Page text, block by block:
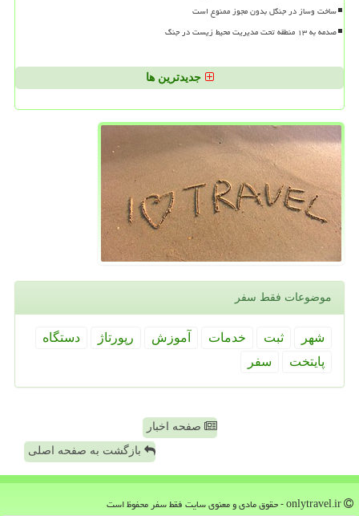
ساخت وساز در جنگل بدون مجوز ممنوع است
صدمه به ۱۳ منطقه تحت مدیریت محیط زیست در جنگ
جدیدترین ها
موضوعات فقط سفر
شهر ثبت خدمات آموزش رپورتاژ
دستگاه
پایتخت
سفر
صفحه اخبار
بازگشت به صفحه اصلی